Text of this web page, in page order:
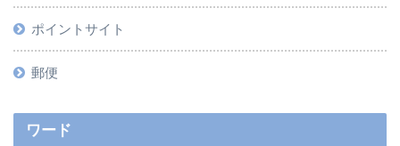
ポイントサイト
郵便
ワード